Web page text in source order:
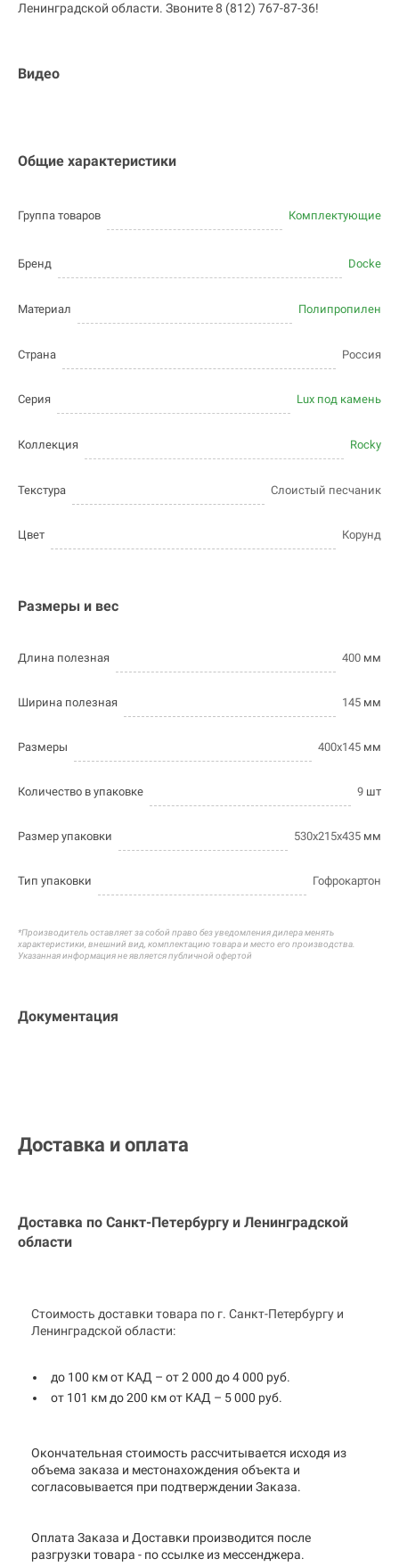
Ленинградской области. Звоните 8 (812) 767-87-36!
Видео
Общие характеристики
Группа товаров Комплектующие
Бренд Docke
Материал Полипропилен
Страна Россия
Серия Lux под камень
Коллекция Rocky
Текстура Слоистый песчаник
Цвет Корунд
Размеры и вес
Длина полезная 400 мм
Ширина полезная 145 мм
Размеры 400х145 мм
Количество в упаковке 9 шт
Размер упаковки 530х215х435 мм
Тип упаковки Гофрокартон
*Производитель оставляет за собой право без уведомления дилера менять
характеристики, внешний вид, комплектацию товара и место его производства.
Указанная информация не является публичной офертой
Документация
Доставка и оплата
Доставка по Санкт-Петербургу и Ленинградской
области
Стоимость доставки товара по г. Санкт-Петербургу и
Ленинградской области:
до 100 км от КАД – от 2 000 до 4 000 руб.
от 101 км до 200 км от КАД – 5 000 руб.
Окончательная стоимость рассчитывается исходя из
объема заказа и местонахождения объекта и
согласовывается при подтверждении Заказа.
Оплата Заказа и Доставки производится после
разгрузки товара - по ссылке из мессенджера.